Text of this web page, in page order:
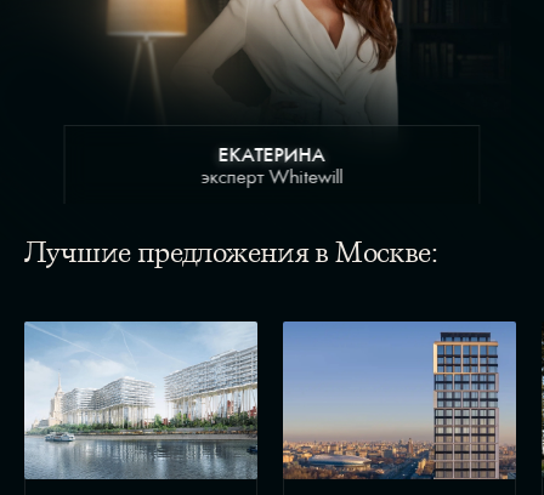
ЕКАТЕРИНА
эксперт Whitewill
Лучшие предложения в Москве: